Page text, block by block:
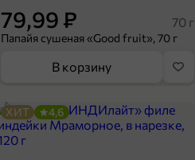
79,99 ₽ 70 г
Папайя сушеная «Good fruit», 70 г
В корзину
ХИТ 4,6